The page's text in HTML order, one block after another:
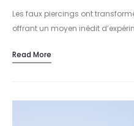
Les faux piercings ont
offrant un moyen inédit
leur…
Read More